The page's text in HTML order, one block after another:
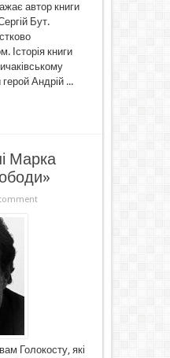
автор книги
Бут.
Історія книги
Андрій ...
Марка
Голокосту, які